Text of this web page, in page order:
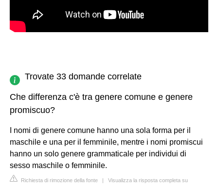
Trovate 33 domande correlate
Che differenza c'è tra genere comune e genere
promiscuo?
I nomi di genere comune hanno una sola forma per il
maschile e una per il femminile, mentre i nomi promiscui
hanno un solo genere grammaticale per individui di
sesso maschile o femminile.
Richiesta di rimozione della fonte | Visualizza la risposta completa su